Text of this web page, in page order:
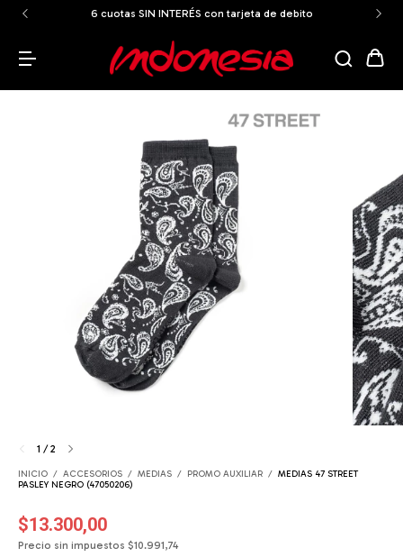
6 cuotas SIN INTERÉS con tarjeta de debito
1 /2
INICIO / ACCESORIOS / MEDIAS / PROMO AUXILIAR / MEDIAS 47 STREET
PASLEY NEGRO (47050206)
$13.300,00
Precio sin impuestos $10.991,74